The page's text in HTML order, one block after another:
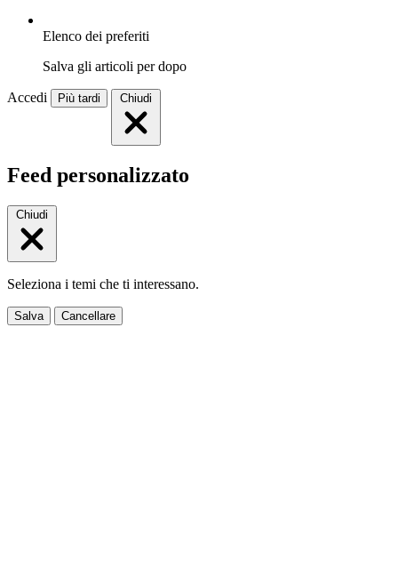
Elenco dei preferiti
Salva gli articoli per dopo
Accedi Più tardi Chiudi
Feed personalizzato
Chiudi
Seleziona i temi che ti interessano.
Salva Cancellare